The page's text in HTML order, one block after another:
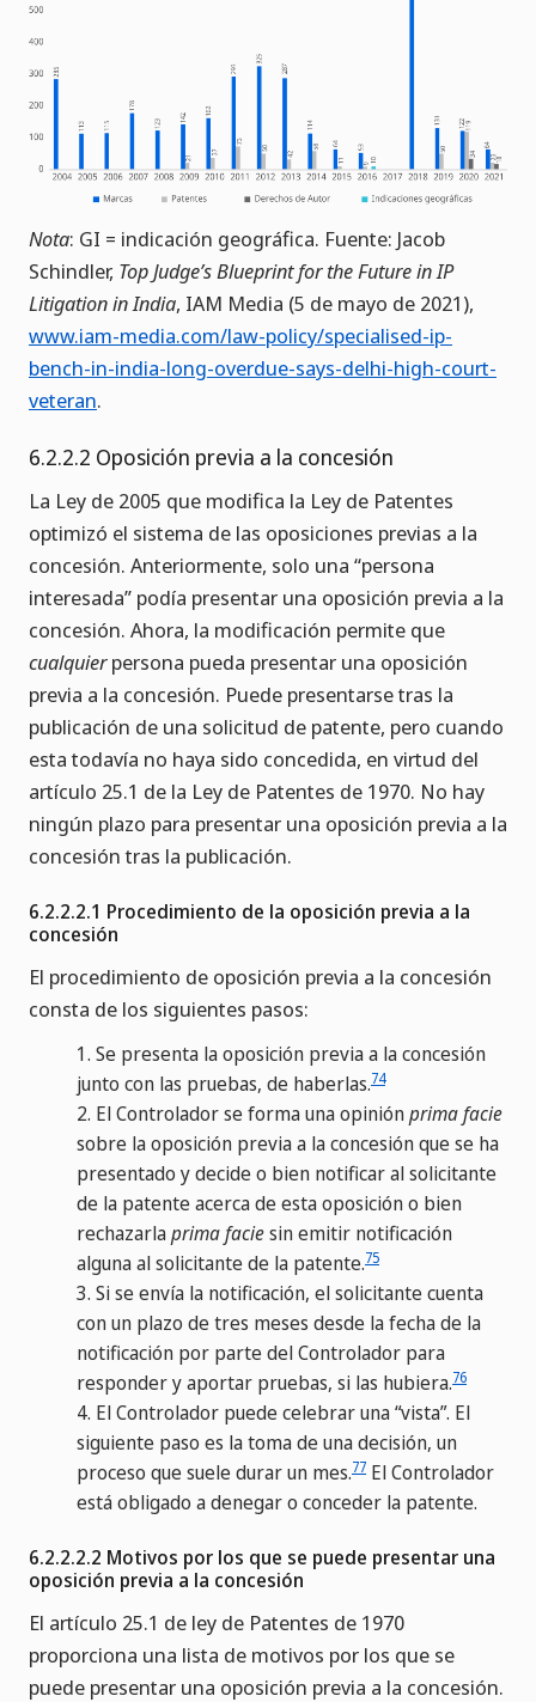
Nota: GI = indicación geográfica. Fuente: Jacob
Schindler, Top Judge’s Blueprint for the Future in IP
Litigation in India, IAM Media (5 de mayo de 2021),
www.iam-media.com/law-policy/specialised-ip-
bench-in-india-long-overdue-says-delhi-high-court-
veteran.
6.2.2.2 Oposición previa a la concesión
La Ley de 2005 que modifica la Ley de Patentes
optimizó el sistema de las oposiciones previas a la
concesión. Anteriormente, solo una “persona
interesada” podía presentar una oposición previa a la
concesión. Ahora, la modificación permite que
cualquierpersona pueda presentar una oposición
previa a la concesión. Puede presentarse tras la
publicación de una solicitud de patente, pero cuando
esta todavía no haya sido concedida, en virtud del
artículo 25.1 de la Ley de Patentes de 1970. No hay
ningún plazo para presentar una oposición previa a la
concesión tras la publicación.
6.2.2.2.1 Procedimiento de la oposición previa a la
concesión
El procedimiento de oposición previa a la concesión
consta de los siguientes pasos:
1. Se presenta la oposición previa a la concesión
junto con las pruebas, de haberlas.74
2. El Controlador se forma una opiniónprima facie
sobre la oposición previa a la concesión que se ha
presentado y decide o bien notificar al solicitante
de la patente acerca de esta oposición o bien
rechazarlaprima faciesin emitir notificación
alguna al solicitante de la patente.75
3. Si se envía la notificación, el solicitante cuenta
con un plazo de tres meses desde la fecha de la
notificación por parte del Controlador para
responder y aportar pruebas, si las hubiera.76
4. El Controlador puede celebrar una “vista”. El
siguiente paso es la toma de una decisión, un
proceso que suele durar un mes.77 El Controlador
está obligado a denegar o conceder la patente.
6.2.2.2.2 Motivos por los que se puede presentar una
oposición previa a la concesión
El artículo 25.1 de ley de Patentes de 1970
proporciona una lista de motivos por los que se
puede presentar una oposición previa a la concesión.